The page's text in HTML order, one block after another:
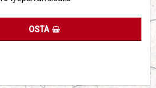
OSTA